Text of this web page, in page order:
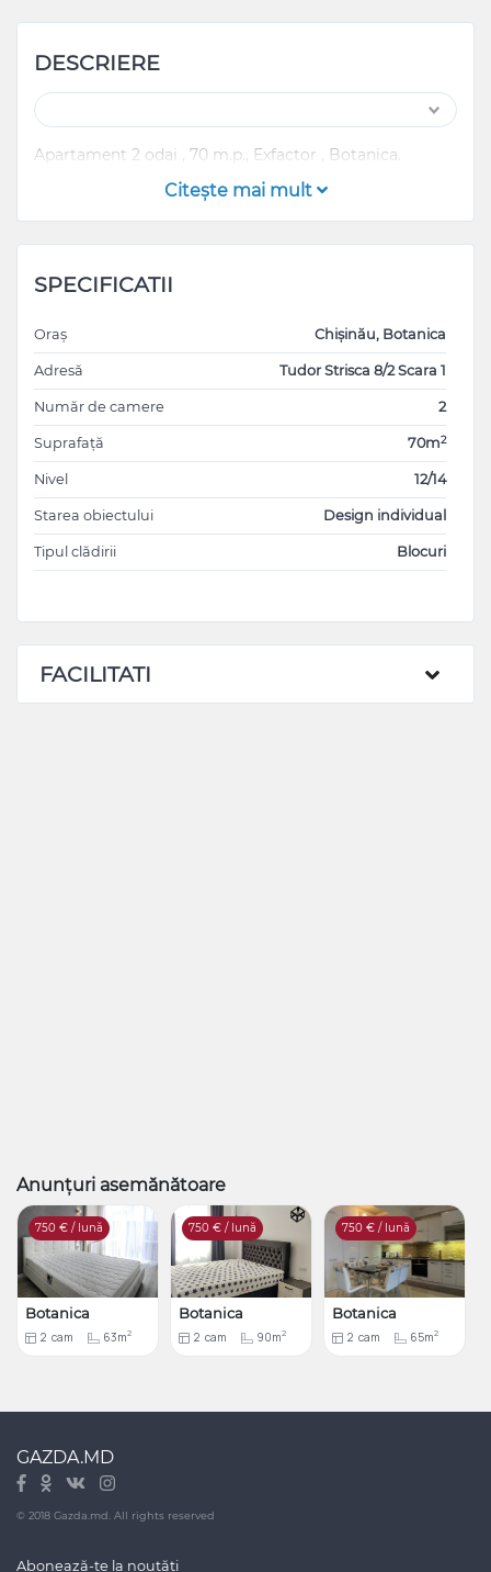
DESCRIERE
Apartament 2 odai , 70 m.p., Exfactor , Botanica.
Citeşte mai mult
SPECIFICATII
Oraș Chișinău, Botanica
Adresă Tudor Strisca 8/2 Scara 1
Număr de camere 2
Suprafață 70m2
Nivel 12/14
Starea obiectului Design individual
Tipul clădirii Blocuri
FACILITATI
Anunțuri asemănătoare
750 € / lună
Botanica
2 cam 63m2
750 € / lună
Botanica
2 cam 90m2
750 € / lună
Botanica
2 cam 65m2
GAZDA.MD
© 2018 Gazda.md. All rights reserved
Abonează-te la noutăți